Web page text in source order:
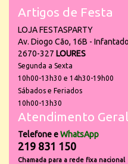
Artigos de Festa
LOJA FESTASPARTY
Av. Diogo Cão, 16B - Infantado
2670-327 LOURES
Segunda a Sexta
10h00-13h30 e 14h30-19h00
Sábados e Feriados
10h00-13h30
Atendimento Geral
Telefone eWhatsApp
219 831 150
Chamada para a rede fixa nacional